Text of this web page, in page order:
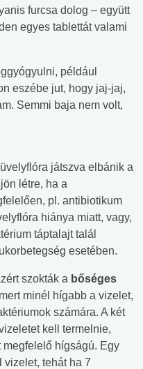
furcsa dolog – együtt
egyes tablettát valami
például
eszébe jut, hogy jaj-jaj,
Semmi baja nem volt,
játszva elbánik a
létre, ha a
pl. antibiotikum
hiánya miatt, vagy,
táptalajt talál
esetében.
szokták a bőséges
minél hígabb a vizelet,
számára. A két
kell termelnie,
hígságú. Egy
tehát ha 7